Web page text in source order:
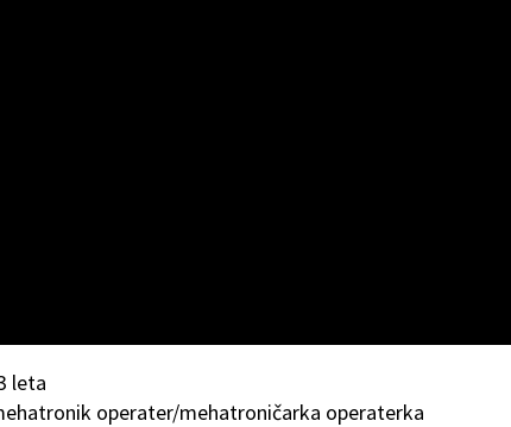
leta
operater/mehatroničarka operaterka